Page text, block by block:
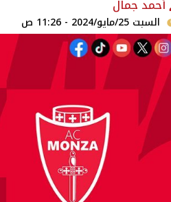
أحمد جمال
السبت 25/مايو/2024 - 11:26 ص